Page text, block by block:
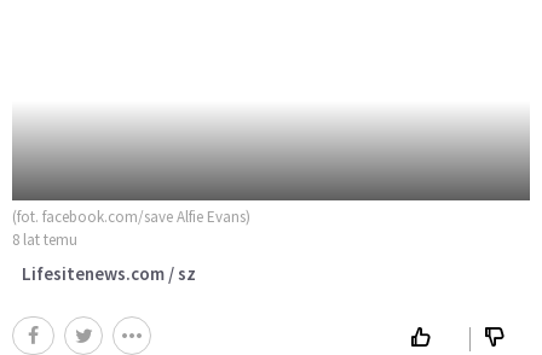
(fot. facebook.com/save Alfie Evans)
8 lat temu
Lifesitenews.com / sz